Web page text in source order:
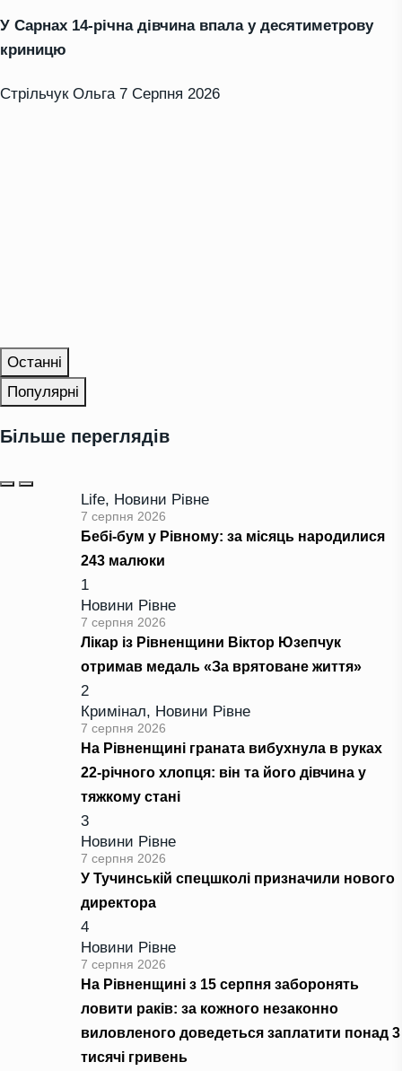
У Сарнах 14-річна дівчина впала у десятиметрову
криницю
Стрільчук Ольга 7 Серпня 2026
Останні
Популярні
Більше переглядів
Life, Новини Рівне
7 серпня 2026
Бебі-бум у Рівному: за місяць народилися
243 малюки
1
Новини Рівне
7 серпня 2026
Лікар із Рівненщини Віктор Юзепчук
отримав медаль «За врятоване життя»
2
Кримінал, Новини Рівне
7 серпня 2026
На Рівненщині граната вибухнула в руках
22-річного хлопця: він та його дівчина у
тяжкому стані
3
Новини Рівне
7 серпня 2026
У Тучинській спецшколі призначили нового
директора
4
Новини Рівне
7 серпня 2026
На Рівненщині з 15 серпня заборонять
ловити раків: за кожного незаконно
виловленого доведеться заплатити понад 3
тисячі гривень